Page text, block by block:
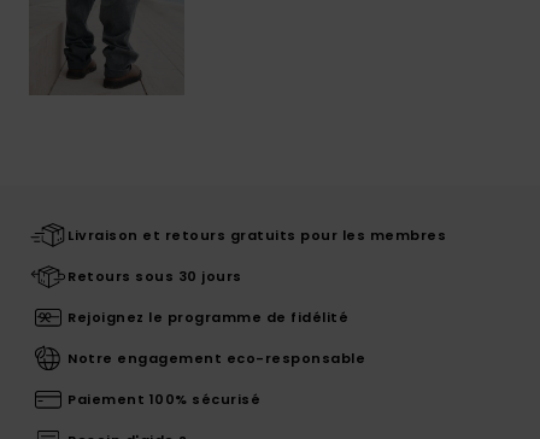
Livraison et retours gratuits pour les membres
Retours sous 30 jours
Rejoignez le programme de fidélité
Notre engagement eco-responsable
Paiement 100% sécurisé